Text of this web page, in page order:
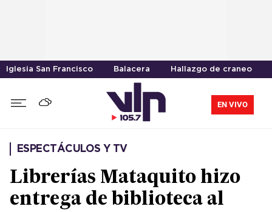
Iglesia San Francisco Balacera Hallazgo de craneo
EN VIVO
ESPECTÁCULOS Y TV
Librerías Mataquito hizo
entrega de biblioteca al